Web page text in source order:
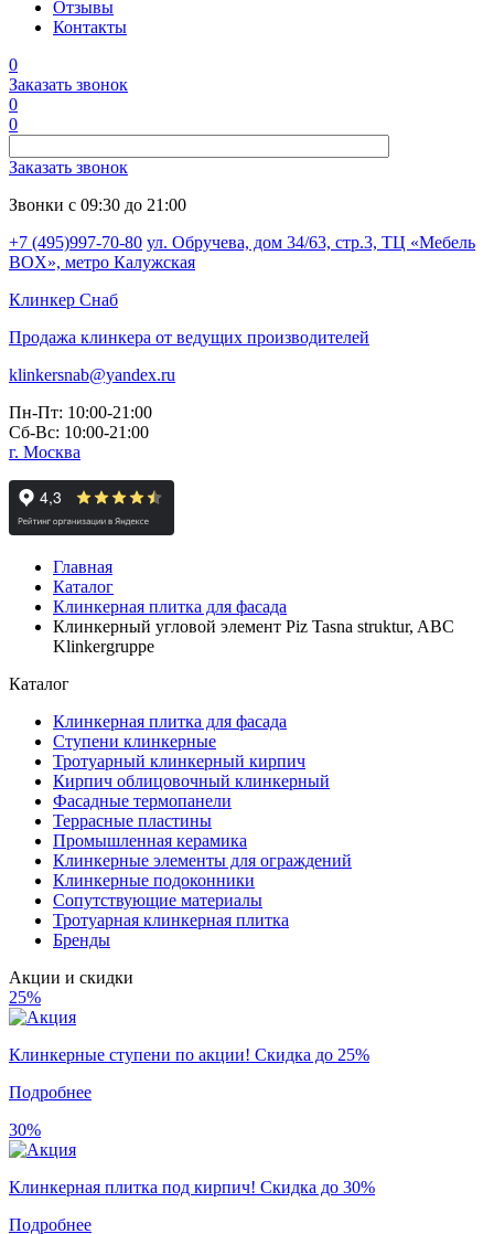
Отзывы
Контакты
0
Заказать звонок
0
0
Заказать звонок
Звонки с 09:30 до 21:00
+7 (495)997-70-80 ул. Обручева, дом 34/63, стр.3, ТЦ «Мебель
BOX», метро Калужская
Клинкер Снаб
Продажа клинкера от ведущих производителей
klinkersnab@yandex.ru
Пн-Пт: 10:00-21:00
Сб-Вс: 10:00-21:00
г. Москва
Главная
Каталог
Клинкерная плитка для фасада
Клинкерный угловой элемент Piz Tasna struktur, ABC
Klinkergruppe
Каталог
Клинкерная плитка для фасада
Ступени клинкерные
Тротуарный клинкерный кирпич
Кирпич облицовочный клинкерный
Фасадные термопанели
Террасные пластины
Промышленная керамика
Клинкерные элементы для ограждений
Клинкерные подоконники
Сопутствующие материалы
Тротуарная клинкерная плитка
Бренды
Акции и скидки
25%
Клинкерные ступени по акции! Скидка до 25%
Подробнее
30%
Клинкерная плитка под кирпич! Скидка до 30%
Подробнее